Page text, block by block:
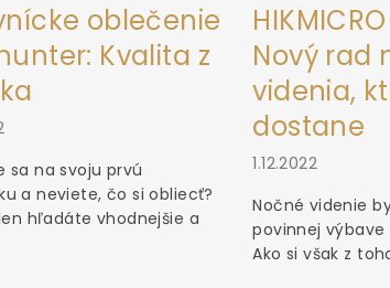
oblečenie
Kvalita z
sa na svoju prvú
a neviete, čo si obliecť?
hľadáte vhodnejšie a
Nový rad
videnia,
dostane
1.12.2022
Nočné videnie
povinnej výbave
Ako si však z